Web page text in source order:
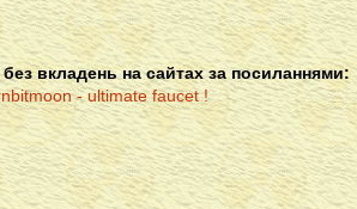
вкладень на сайтах за посиланнями: